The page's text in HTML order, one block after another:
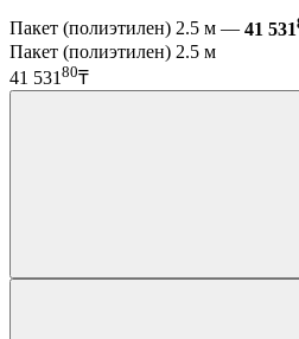
Пакет (полиэтилен) 2.5 м — 41 531
Пакет (полиэтилен) 2.5 м
41 531 80₸